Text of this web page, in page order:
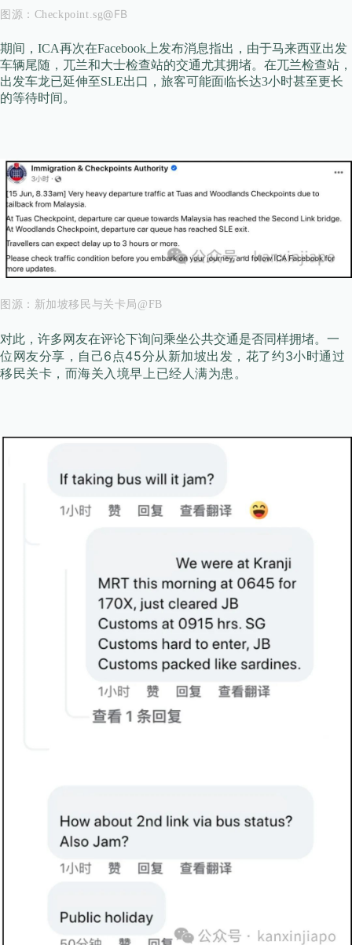
图源：Checkpoint.sg@FB
期间，ICA再次在Facebook上发布消息指出，由于马来西亚出发
车辆尾随，兀兰和大士检查站的交通尤其拥堵。在兀兰检查站，
出发车龙已延伸至SLE出口，旅客可能面临长达3小时甚至更长
的等待时间。
图源： 新加坡移民与关卡局@FB
对此，许多网友在评论下询问乘坐公共交通是否同样拥堵。 一
位网友分享，自己6点45分从新加坡出发，花了约3小时通过
移民关卡，而海关入境早上已经人满为患。